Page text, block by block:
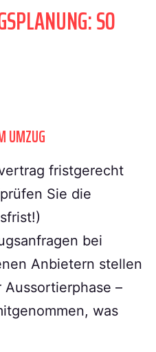
SO
UMZUG
fristgerecht
Sie die
bei
Anbietern stellen
Aussortierphase –
was